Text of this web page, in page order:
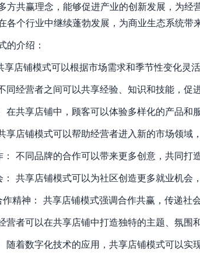
方共赢理念，能够促进产业的创新发展，为
各个行业中继续蓬勃发展，为商业生态系统带
的介绍：
享店铺模式可以根据市场需求和季节性变化灵
同经营者之间可以共享经验、知识和技能，促
在共享店铺中，顾客可以体验多样化的产品和
享店铺模式可以帮助经营者进入新的市场领域
不同品牌的合作可以带来更多创意，共同打
共享店铺模式可以为社区创造更多就业机会
精神： 共享店铺模式强调合作共赢，传递社
营者可以在共享店铺中打造独特的主题、氛围
随着数字化技术的应用，共享店铺模式可以实